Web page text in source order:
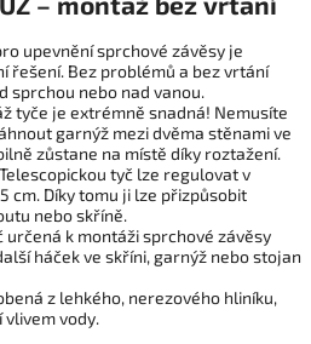
upevnění sprchové závěsy je
řešení. Bez problémů a bez vrtání
sprchou nebo nad vanou.
tyče je extrémně snadná! Nemusíte
garnýž mezi dvěma stěnami ve
zůstane na místě díky roztažení.
tyč lze regulovat v
cm. Díky tomu ji lze přizpůsobit
nebo skříně.
určená k montáži sprchové závěsy
háček ve skříni, garnýž nebo stojan
z lehkého, nerezového hliníku,
vlivem vody.